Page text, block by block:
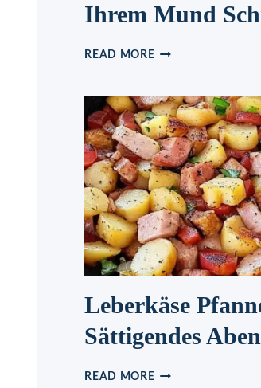
Ihrem Mund
READ MOREAPFELKUCHEN
IHREM
MUND
SCHMILZT
Leberkäse
Sättigendes
READ MORELEBERKÄSE